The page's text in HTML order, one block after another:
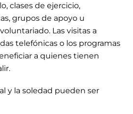
clases de ejercicio,
grupos de apoyo u
Las visitas a
telefónicas o los programas
a quienes tienen
y la soledad pueden ser